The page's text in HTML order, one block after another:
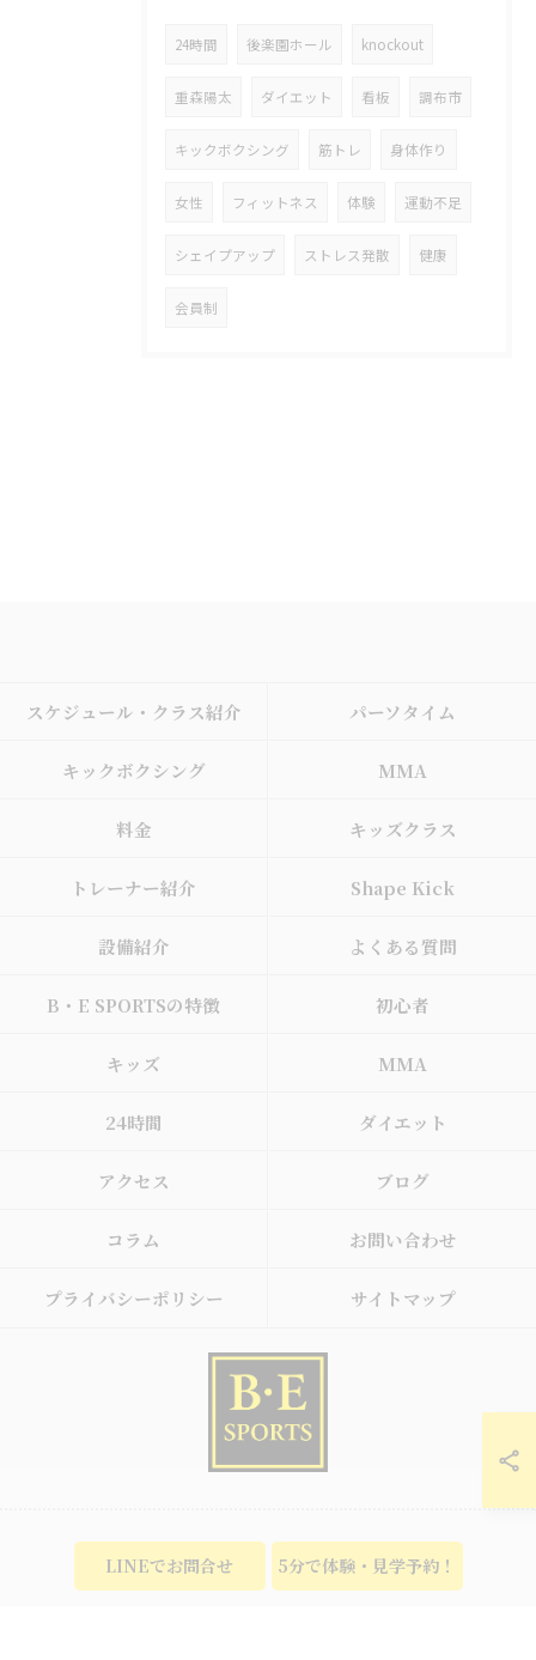
24時間 後楽園ホール knockout
重森陽太 ダイエット 看板 調布市
キックボクシング 筋トレ 身体作り
女性 フィットネス 体験 運動不足
シェイプアップ ストレス発散 健康
会員制
LINEでお問合せ 5分で体験・見学予約！
スケジュール・クラス紹介 パーソタイム
キックボクシング MMA
料金 キッズクラス
トレーナー紹介 Shape Kick
設備紹介 よくある質問
B・E SPORTSの特徴 初心者
キッズ MMA
24時間 ダイエット
アクセス ブログ
コラム お問い合わせ
プライバシーポリシー サイトマップ
© 2026 東京都調布市のキックボクシングならB･E SPORTS ALL RIGHTS
RESERVED.